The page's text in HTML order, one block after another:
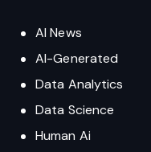
AI News
AI-Generated
Data Analytics
Data Science
Human Ai